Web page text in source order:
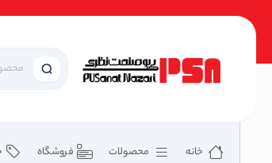
خانه محصولات فروشگاه